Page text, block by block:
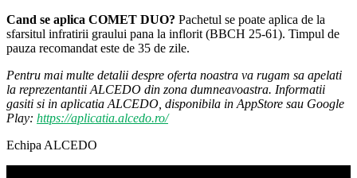
Cand se aplica COMET DUO? Pachetul se poate aplica de la
sfarsitul infratirii graului pana la inflorit (BBCH 25-61). Timpul de
pauza recomandat este de 35 de zile.
Pentru mai multe detalii despre oferta noastra va rugam sa apelati
la reprezentantii ALCEDO din zona dumneavoastra. Informatii
gasiti si in aplicatia ALCEDO, disponibila in AppStore sau Google
Play: https://aplicatia.alcedo.ro/
Echipa ALCEDO